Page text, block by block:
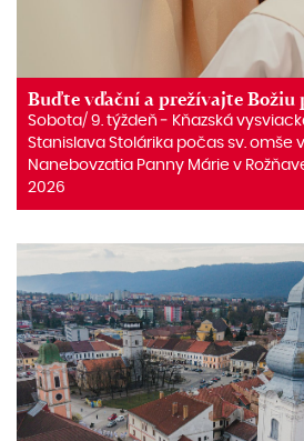
Buďte vďační a prežívajte
Sobota/ 9. týždeň ‒ Kňazská
Stanislava Stolárika počas sv. omše
Nanebovzatia Panny Márie v
2026